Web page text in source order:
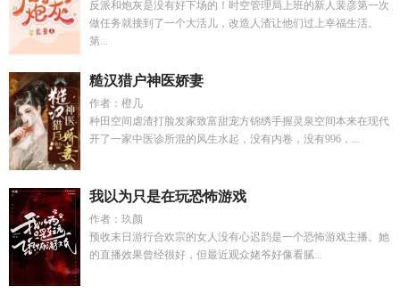
反派和炮灰是没有好下场的！时空管理局上班的新人裴彦第一次
做任务就接到了一个大活儿，改造人渣让他们过上幸福生活。
第...
糙汉猎户神医娇妻
作者：橙几
种田空间虐渣打脸发家致富甜宠方锦绣手握灵泉空间本来在现代
开了一家中医诊所混的风生水起，没有内卷，没有996，...
我以为只是在玩恐怖游戏
作者：玖颜
预收末日游行合欢宗的女人没有心迟韵是一个恐怖游戏主播。她
的直播效果曾经很好，但最近观众姥爷好像看腻...